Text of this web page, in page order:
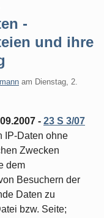
-
und ihre
am Dienstag, 2.
- 23 S 3/07
IP-Daten ohne
Zwecken
dem
Besuchern der
Daten zu
bzw. Seite;